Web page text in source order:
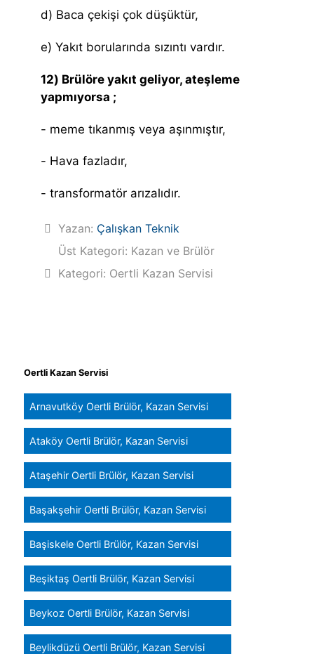
d) Baca çekişi çok düşüktür,
e) Yakıt borularında sızıntı vardır.
12) Brülöre yakıt geliyor, ateşleme
yapmıyorsa ;
- meme tıkanmış veya aşınmıştır,
- Hava fazladır,
- transformatör arızalıdır.
Yazan: Çalışkan Teknik
Üst Kategori: Kazan ve Brülör
Kategori: Oertli Kazan Servisi
Oertli Kazan Servisi
Arnavutköy Oertli Brülör, Kazan Servisi
Ataköy Oertli Brülör, Kazan Servisi
Ataşehir Oertli Brülör, Kazan Servisi
Başakşehir Oertli Brülör, Kazan Servisi
Başiskele Oertli Brülör, Kazan Servisi
Beşiktaş Oertli Brülör, Kazan Servisi
Beykoz Oertli Brülör, Kazan Servisi
Beylikdüzü Oertli Brülör, Kazan Servisi